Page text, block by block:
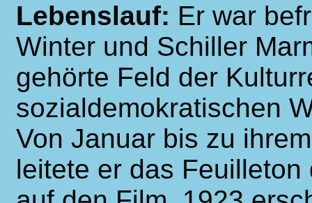
Lebenslauf: Er war
Winter und Schiller
gehörte Feld der
sozialdemokratischen
Von Januar bis zu
leitete er das